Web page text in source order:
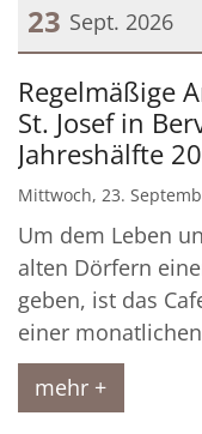
23 Sept. 2026
Datum: 23.
Regelmäßige
St. Josef in
Jahreshälfte
Mittwoch, 23.
Um dem Leben
alten Dörfern
geben, ist das
einer
mehr +